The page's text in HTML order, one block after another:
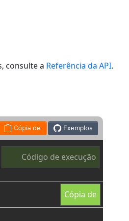
consulte a Referência da API.
Cópia de Exemplos
Código de execução
Cópia de